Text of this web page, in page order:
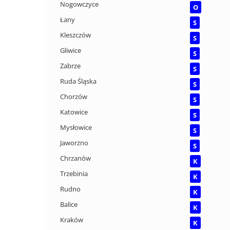
Nogowczyce
O
Łany
S
Kleszczów
S
Gliwice
S
Zabrze
S
Ruda Śląska
S
Chorzów
S
Katowice
S
Mysłowice
S
Jaworzno
S
Chrzanów
K
Trzebinia
K
Rudno
K
Balice
K
Kraków
K